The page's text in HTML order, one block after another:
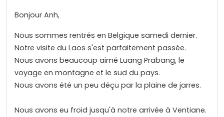
Bonjour Anh,
Nous sommes rentrés en Belgique samedi dernier.
Notre visite du Laos s'est parfaitement passée.
Nous avons beaucoup aimé Luang Prabang, le
voyage en montagne et le sud du pays.
Nous avons été un peu déçu par la plaine de jarres.
Nous avons eu froid jusqu'à notre arrivée à Ventiane.